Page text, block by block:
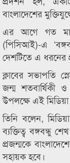
বাংলাদেশের
এর আগে গত মাসে
(পিসিআই)-এ
দেশটিতে এ ধরনের
ক্লাবের সভাপতি
জন্ম শতবার্ষিকী ও
উপলক্ষে এই মিডিয়া
তিনি বলেন,
ব্যক্তিত্ব বঙ্গবন্ধু
প্রজন্মকে
সহায়ক হবে।